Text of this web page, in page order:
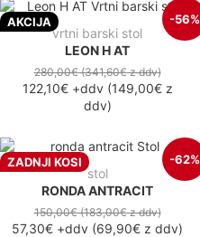
AKCIJA -56%
vrtni barski stol
LEON H AT
280,00€(341,60€z ddv)
122,10€+ddv(149,00€z
ddv)
ZADNJI KOSI -62%
stol
RONDA ANTRACIT
150,00€(183,00€z ddv)
57,30€ +ddv (69,90€ z ddv)